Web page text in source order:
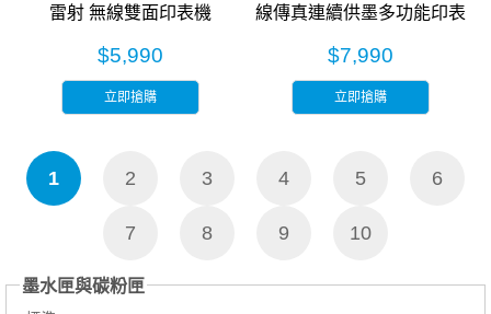
雷射 無線雙面印表機
$5,990
立即搶購
線傳真連續供墨多功能印表
$7,990
立即搶購
1 2 3 4 5 6
7 8 9 10
墨水匣與碳粉匣